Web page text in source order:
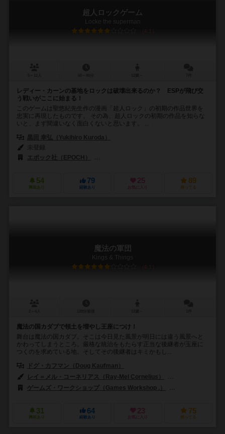
超人ロックゲーム
Locke the superman
6.1
レディー・カーンの基地をロックは破壊出来るのか？ ESPが飛び交
う戦いがここに始まる！
このゲームは聖悠紀先生作の漫画「超人ロック」の初期の作品世界を
忠実に再現したものです。 その為、超人ロックの初期の作品を知らな
いと、まず間違いなく面白くないと思います。 ...
黒田 幸弘（Yukihiro Kuroda）
エポック社（EPOCH）
54
興味あり
79
経験あり
25
お気に入り
89
持ってる
魔法の軍団
Kings & Things
6.1
魔法の国カダブで領土を増やし王座につけ！
舞台は魔法の国カダブ。そこは今日見た風景が明日には違う風景へと
かわってしまうところ。厳格な統治をもたらす正当な後継者が玉座に
つくのを求めている地。そしてその後継者はキミかもし...
ドグ・カフマン（Doug Kaufman）
レイ＝メル・コーネリアス（Ray-Mel Cornelius）
ゲームズ・ワークショップ（Games Workshop .）
31
興味あり
64
経験あり
23
お気に入り
75
持ってる